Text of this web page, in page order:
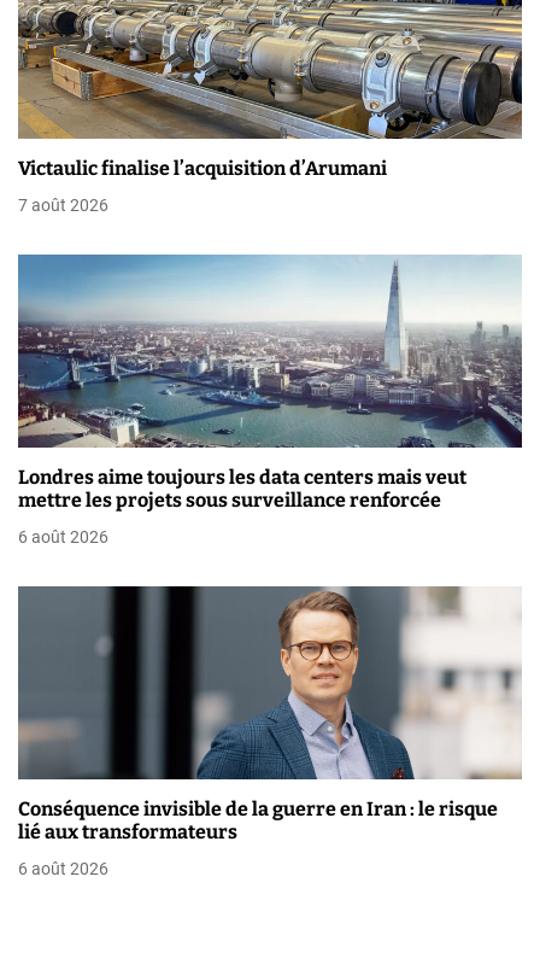
o
n
d
e
l
’
a
r
t
i
c
l
Victaulic finalise l’acquisition d’Arumani
7 août 2026
Londres aime toujours les data centers mais veut
mettre les projets sous surveillance renforcée
6 août 2026
Conséquence invisible de la guerre en Iran : le risque
lié aux transformateurs
6 août 2026